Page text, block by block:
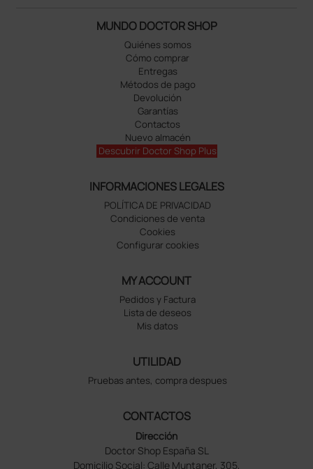
MUNDO DOCTOR SHOP
Quiénes somos
Cómo comprar
Entregas
Métodos de pago
Devolución
Garantías
Contactos
Nuevo almacén
Descubrir Doctor Shop Plus
INFORMACIONES LEGALES
POLÍTICA DE PRIVACIDAD
Condiciones de venta
Cookies
Configurar cookies
MY ACCOUNT
Pedidos y Factura
Lista de deseos
Mis datos
UTILIDAD
Pruebas antes, compra despues
CONTACTOS
Dirección
Doctor Shop España SL
Domicilio Social: Calle Muntaner, 305,